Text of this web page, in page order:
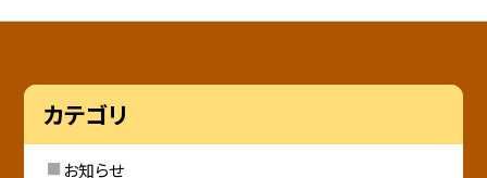
カテゴリ
お知らせ